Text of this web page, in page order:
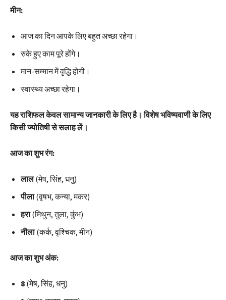
मीन:
आज का दिन आपके लिए बहुत अच्छा रहेगा।
रुके हुए काम पूरे होंगे।
मान-सम्मान में वृद्धि होगी।
स्वास्थ्य अच्छा रहेगा।
यह राशिफल केवल सामान्य जानकारी के लिए है। विशेष भविष्यवाणी के लिए
किसी ज्योतिषी से सलाह लें।
आज का शुभ रंग:
लाल(मेष, सिंह, धनु)
पीला(वृषभ, कन्या, मकर)
हरा(मिथुन, तुला, कुंभ)
नीला(कर्क, वृश्चिक, मीन)
आज का शुभ अंक:
8 (मेष, सिंह, धनु)